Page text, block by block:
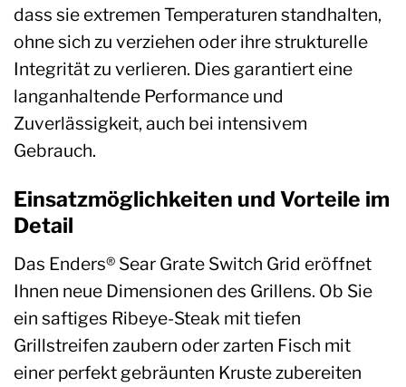
dass sie extremen Temperaturen standhalten,
ohne sich zu verziehen oder ihre strukturelle
Integrität zu verlieren. Dies garantiert eine
langanhaltende Performance und
Zuverlässigkeit, auch bei intensivem
Gebrauch.
Einsatzmöglichkeiten und Vorteile im
Detail
Das Enders® Sear Grate Switch Grid eröffnet
Ihnen neue Dimensionen des Grillens. Ob Sie
ein saftiges Ribeye-Steak mit tiefen
Grillstreifen zaubern oder zarten Fisch mit
einer perfekt gebräunten Kruste zubereiten